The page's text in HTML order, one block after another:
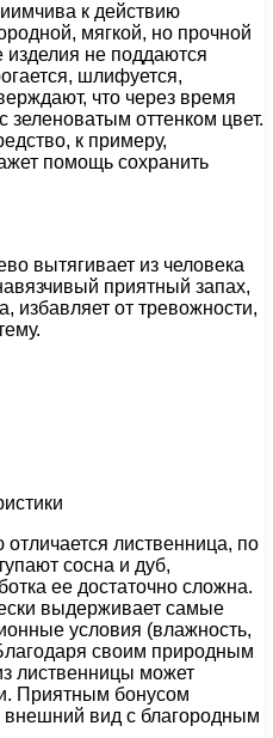
к действию
мягкой, но прочной
не поддаются
шлифуется,
что через время
зеленоватым оттенком цвет.
к примеру,
помощь сохранить
вытягивает из человека
приятный запах,
избавляет от тревожности,
лиственница, по
сосна и дуб,
ее достаточно сложна.
выдерживает самые
условия (влажность,
своим природным
лиственницы может
Приятным бонусом
внешний вид с благородным